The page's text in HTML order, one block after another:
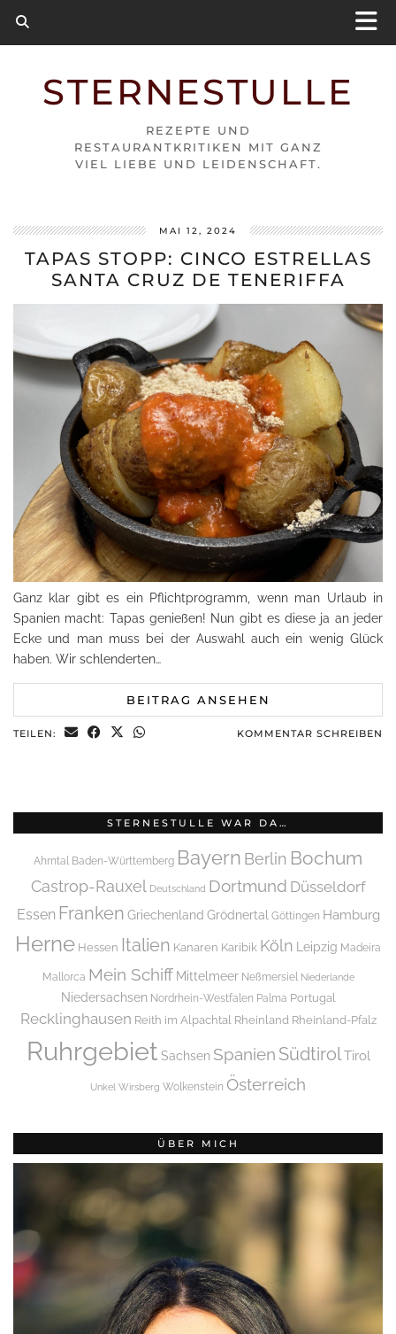
STERNESTULLE
REZEPTE UND
RESTAURANTKRITIKEN MIT GANZ
VIEL LIEBE UND LEIDENSCHAFT.
MAI 12, 2024
TAPAS STOPP: CINCO ESTRELLAS
SANTA CRUZ DE TENERIFFA
Ganz klar gibt es ein Pflichtprogramm, wenn man Urlaub in
Spanien macht: Tapas genießen! Nun gibt es diese ja an jeder
Ecke und man muss bei der Auswahl auch ein wenig Glück
haben. Wir schlenderten…
BEITRAG ANSEHEN
TEILEN: KOMMENTAR SCHREIBEN
STERNESTULLE WAR DA…
Ahrntal Baden-Württemberg Bayern Berlin Bochum
Castrop-Rauxel Deutschland Dortmund Düsseldorf
Essen Franken Griechenland Grödnertal Göttingen Hamburg
Herne Hessen Italien Kanaren Karibik Köln Leipzig Madeira
Mallorca Mein Schiff Mittelmeer Neßmersiel Niederlande
Niedersachsen Nordrhein-Westfalen Palma Portugal
Recklinghausen Reith im Alpachtal Rheinland Rheinland-Pfalz
Ruhrgebiet Sachsen Spanien SüdtirolTirol
Unkel Wirsberg Wolkenstein Österreich
ÜBER MICH